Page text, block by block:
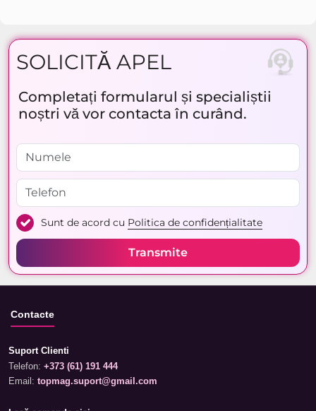
SOLICITĂ APEL
Completați formularul și specialiștii
noștri vă vor contacta în curând.
Sunt de acord cu Politica de confidențialitate
Transmite
Contacte
Suport Clienti
Telefon: +373 (61) 191 444
Email: topmag.suport@gmail.com